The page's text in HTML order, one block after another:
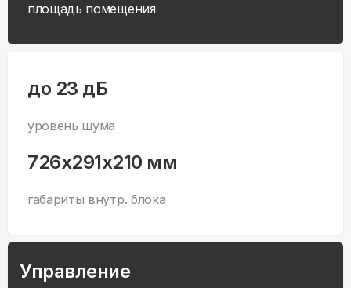
площадь помещения
до 23 дБ
уровень шума
726x291x210 мм
габариты внутр. блока
Управление